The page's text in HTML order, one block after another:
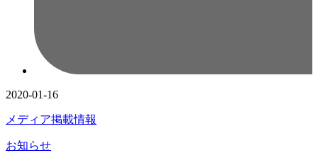
2020-01-16
メディア掲載情報
お知らせ